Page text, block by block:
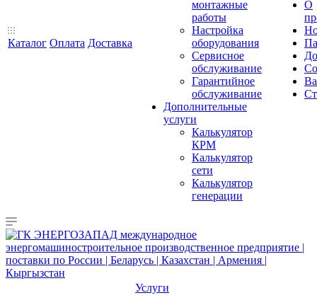
Каталог Оплата Доставка
монтажные
работы
Настройка
оборудования
Сервисное
обслуживание
Гарантийное
обслуживание
Дополнительные
услуги
Калькулятор
КРМ
Калькулятор
сети
Калькулятор
генерации
О
Услуги